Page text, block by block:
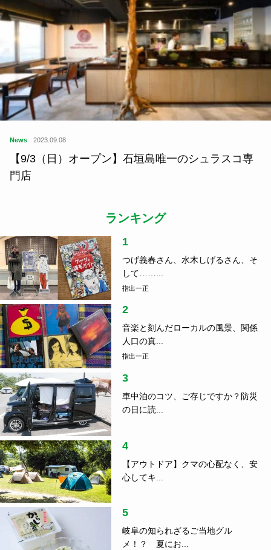
News 2023.09.08
【9/3（日）オープン】石垣島唯一のシュラスコ専
門店
ランキング
1
つげ義春さん、水木しげるさん、そ
して……...
指出一正
2
音楽と刻んだローカルの風景、関係
人口の真...
指出一正
3
車中泊のコツ、ご存じですか？防災
の日に読...
4
【アウトドア】クマの心配なく、安
心してキ...
5
岐阜の知られざるご当地グル
メ！？ 夏にお...